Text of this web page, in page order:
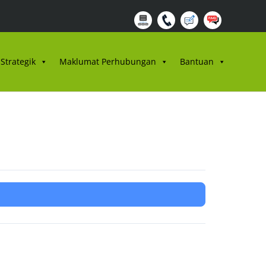
Maklumat Perhubungan Bantuan